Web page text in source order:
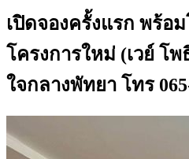
เปิดจองครั้งแรก พร้อ
โครงการใหม่ (เวย์ โ
ใจกลางพัทยา โทร